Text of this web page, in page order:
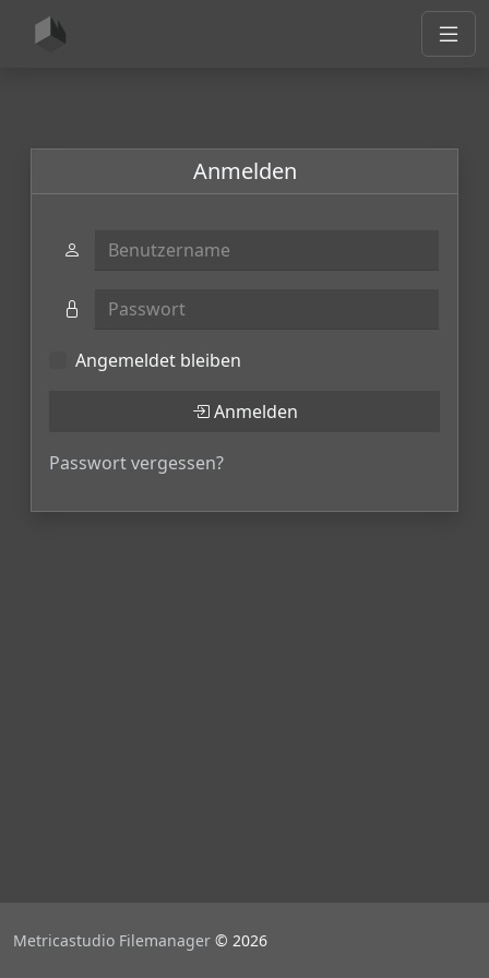
Anmelden
Benutzername
Passwort
Angemeldet bleiben
Anmelden
Passwort vergessen?
Metricastudio Filemanager © 2026